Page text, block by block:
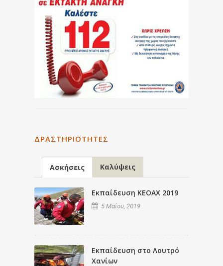
ΔΡΑΣΤΗΡΙΌΤΗΤΕΣ
Ασκήσεις Καλύψεις
Εκπαίδευση ΚΕΟΑΧ 2019
5 Μαΐου, 2019
Εκπαίδευση στο Λουτρό
Χανίων